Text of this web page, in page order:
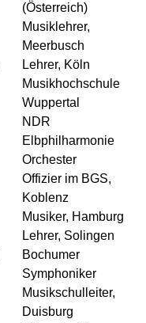
(Österreich)
Musiklehrer,
Meerbusch
Lehrer, Köln
Musikhochschule
Wuppertal
NDR
Elbphilharmonie
Orchester
Offizier im BGS,
Koblenz
Musiker, Hamburg
Lehrer, Solingen
Bochumer
Symphoniker
Musikschulleiter,
Duisburg